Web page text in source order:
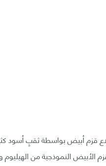
قزم أبيض بواسطة ثقبٍ أسود
الأبيض النموذجية من